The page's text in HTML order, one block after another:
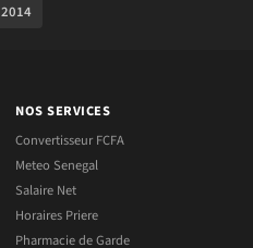
2014
NOS SERVICES
Convertisseur FCFA
Meteo Senegal
Salaire Net
Horaires Priere
Pharmacie de Garde